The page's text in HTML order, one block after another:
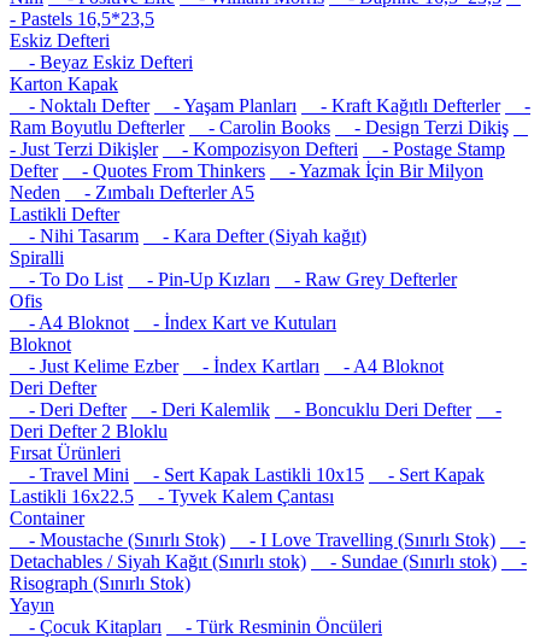
- Pastels 16,5*23,5
Eskiz Defteri
- Beyaz Eskiz Defteri
Karton Kapak
- Noktalı Defter
- Yaşam Planları - Kraft Kağıtlı Defterler
-
Ram Boyutlu Defterler
- Carolin Books
- Design Terzi Dikiş
- Just Terzi Dikişler
- Kompozisyon Defteri
- Postage Stamp
Defter
- Quotes From Thinkers
- Yazmak İçin Bir Milyon
Neden
- Zımbalı Defterler A5
Lastikli Defter
- Nihi Tasarım
- Kara Defter (Siyah kağıt)
Spiralli
- To Do List
- Pin-Up Kızları
- Raw Grey Defterler
Ofis
- A4 Bloknot
- İndex Kart ve Kutuları
Bloknot
- Just Kelime Ezber
- İndex Kartları
- A4 Bloknot
Deri Defter
- Deri Defter
- Deri Kalemlik - Boncuklu Deri Defter
-
Deri Defter 2 Bloklu
Fırsat Ürünleri
- Travel Mini
- Sert Kapak Lastikli 10x15
- Sert Kapak
Lastikli 16x22.5
- Tyvek Kalem Çantası
Container
- Moustache (Sınırlı Stok)
- I Love Travelling (Sınırlı Stok)
-
Detachables / Siyah Kağıt (Sınırlı stok)
- Sundae (Sınırlı stok)
-
Risograph (Sınırlı Stok)
Yayın
- Çocuk Kitapları
- Türk Resminin Öncüleri